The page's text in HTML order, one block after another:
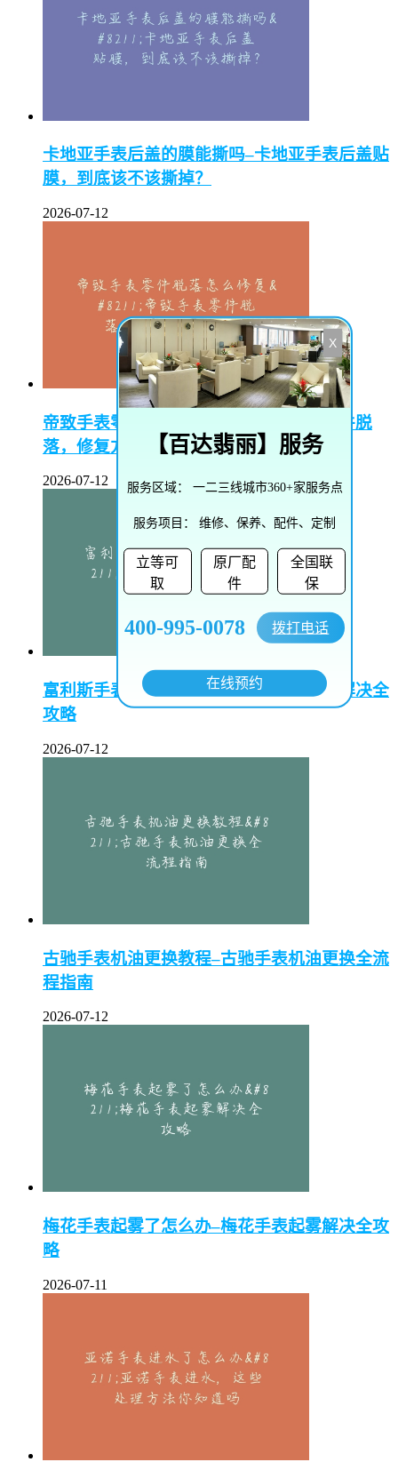
卡地亚手表后盖的膜能撕吗–卡地亚手表后盖贴
膜，到底该不该撕掉？
2026-07-12
帝致手表零件脱落怎么修复–帝致手表零件脱
落，修复方法大揭秘
2026-07-12
富利斯手表起雾怎么办–富利斯手表起雾解决全
攻略
2026-07-12
古驰手表机油更换教程–古驰手表机油更换全流
程指南
2026-07-12
梅花手表起雾了怎么办–梅花手表起雾解决全攻
略
2026-07-11
X
【百达翡丽】服务
服务区域： 一二三线城市360+家服务点
服务项目： 维修、保养、配件、定制
立等可
取
原厂配
件
全国联
保
400-995-0078 拨打电话
在线预约